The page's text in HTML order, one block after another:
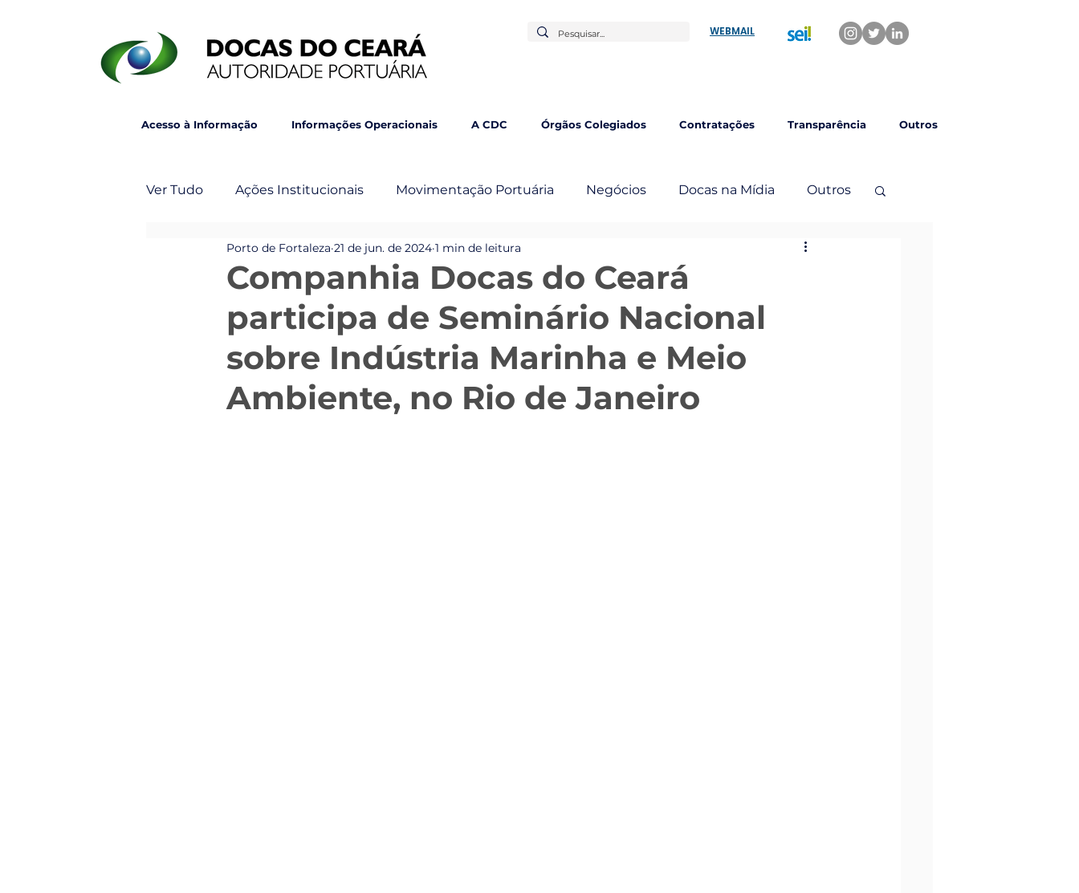
WEBMAIL
Acesso à Informação Informações Operacionais A CDC Órgãos Colegiados Contratações Transparência Outros
Ver Tudo Ações Institucionais Movimentação Portuária Negócios Docas na Mídia Outros
Post Principal Veja Também
Companhia Docas do Ceará
participa de Seminário Nacional
sobre Indústria Marinha e Meio
Ambiente, no Rio de Janeiro
Porto de Fortaleza 21 de jun. de 2024 1 min de leitura